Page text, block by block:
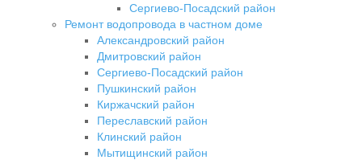
Сергиево-Посадский район
Ремонт водопровода в частном доме
Александровский район
Дмитровский район
Сергиево-Посадский район
Пушкинский район
Киржачский район
Переславский район
Клинский район
Мытищинский район